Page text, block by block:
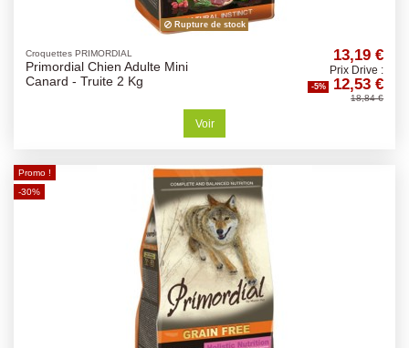
Rupture de stock
Croquettes PRIMORDIAL
Primordial Chien Adulte Mini
Canard - Truite 2 Kg
13,19 €
Prix Drive :
-5% 12,53 €
18,84 €
Voir
Promo !
-30%